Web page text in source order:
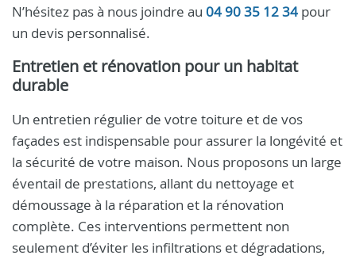
N’hésitez pas à nous joindre au 04 90 35 12 34 pour
un devis personnalisé.
Entretien et rénovation pour un habitat
durable
Un entretien régulier de votre toiture et de vos
façades est indispensable pour assurer la longévité et
la sécurité de votre maison. Nous proposons un large
éventail de prestations, allant du nettoyage et
démoussage à la réparation et la rénovation
complète. Ces interventions permettent non
seulement d’éviter les infiltrations et dégradations,